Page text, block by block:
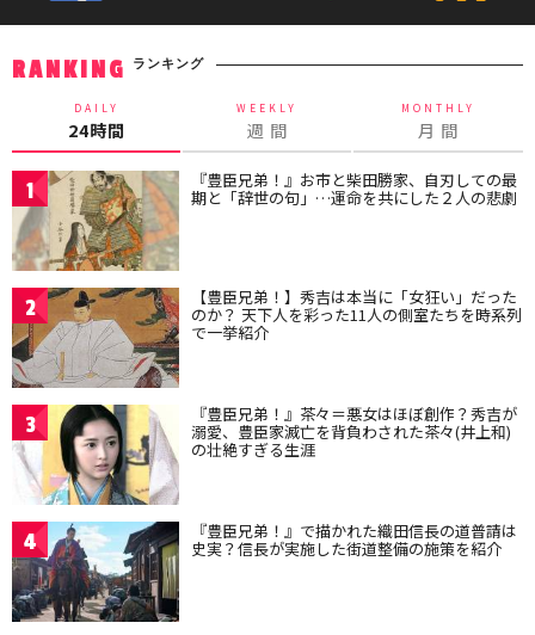
RANKING ランキング
DAILY
24時間
WEEKLY
週 間
MONTHLY
月 間
1 『豊臣兄弟！』お市と柴田勝家、自刃しての最
期と「辞世の句」…運命を共にした２人の悲劇
2 【豊臣兄弟！】秀吉は本当に「女狂い」だった
のか？ 天下人を彩った11人の側室たちを時系列
で一挙紹介
3 『豊臣兄弟！』茶々＝悪女はほぼ創作？秀吉が
溺愛、豊臣家滅亡を背負わされた茶々(井上和)
の壮絶すぎる生涯
4 『豊臣兄弟！』で描かれた織田信長の道普請は
史実？信長が実施した街道整備の施策を紹介